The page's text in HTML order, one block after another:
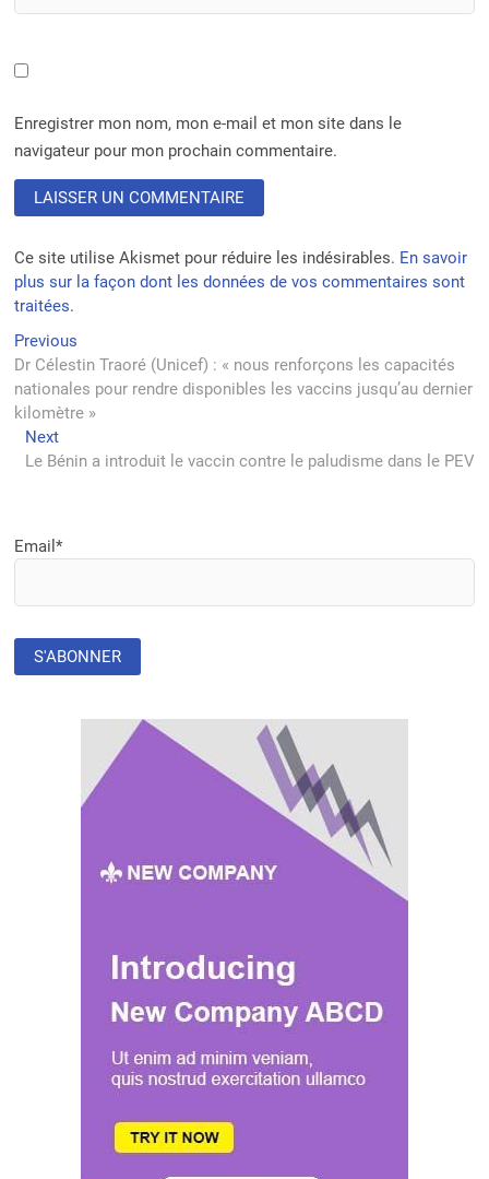
Enregistrer mon nom, mon e-mail et mon site dans le
navigateur pour mon prochain commentaire.
Ce site utilise Akismet pour réduire les indésirables. En savoir
plus sur la façon dont les données de vos commentaires sont
traitées.
Navigation
de
l’article
Previous
post:
Dr Célestin Traoré (Unicef) : « nous renforçons les capacités
nationales pour rendre disponibles les vaccins jusqu’au dernier
kilomètre »
NextNext
post:
Le Bénin a introduit le vaccin contre le paludisme dans le PEV
Email*